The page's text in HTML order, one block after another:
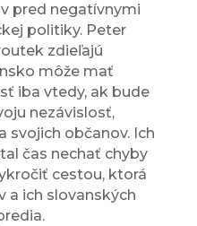
pred negatívnymi
politiky. Peter
zdieľajú
môže mať
iba vtedy, ak bude
nezávislosť,
svojich občanov. Ich
čas nechať chyby
cestou, ktorá
a ich slovanských